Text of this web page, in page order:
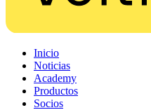
Inicio
Noticias
Academy
Productos
Socios